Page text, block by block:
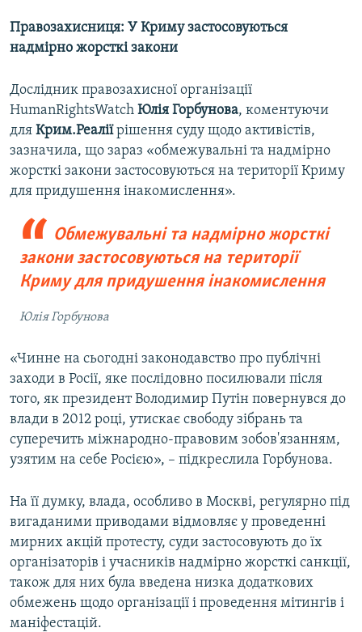
Правозахисниця: У Криму застосовуються
надмірно жорсткі закони
Дослідник правозахисної організації
HumanRightsWatch Юлія Горбунова, коментуючи
для Крим.Реаліїрішення суду щодо активістів,
зазначила, що зараз «обмежувальні та надмірно
жорсткі закони застосовуються на території Криму
для придушення інакомислення».
Обмежувальні та надмірно жорсткі
закони застосовуються на території
Криму для придушення інакомислення
Юлія Горбунова
«Чинне на сьогодні законодавство про публічні
заходи в Росії, яке послідовно посилювали після
того, як президент Володимир Путін повернувся до
влади в 2012 році, утискає свободу зібрань та
суперечить міжнародно-правовим зобов'язанням,
узятим на себе Росією», – підкреслила Горбунова.
На її думку, влада, особливо в Москві, регулярно під
вигаданими приводами відмовляє у проведенні
мирних акцій протесту, суди застосовують до їх
організаторів і учасників надмірно жорсткі санкції,
також для них була введена низка додаткових
обмежень щодо організації і проведення мітингів і
маніфестацій.